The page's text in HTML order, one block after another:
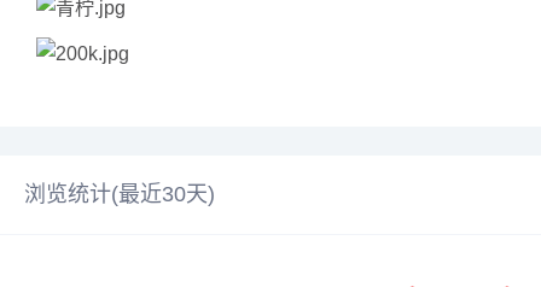
浏览统计(最近30天)